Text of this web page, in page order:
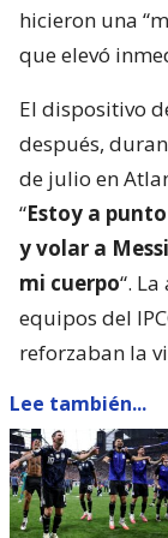
hicieron una
que elevó
El dispositivo
después,
de julio en
“Estoy a
y volar a
mi cuerpo“.
equipos del
reforzaban la
Lee también...